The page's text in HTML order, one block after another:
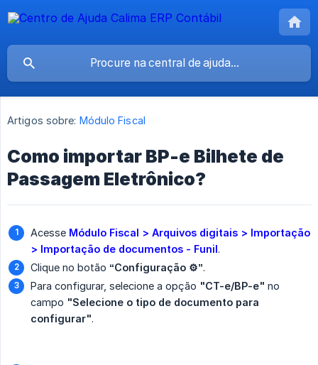
Artigos sobre: Módulo Fiscal
Como importar BP-e Bilhete de
Passagem Eletrônico?
Acesse Módulo Fiscal > Arquivos digitais > Importação
> Importação de documentos - Funil.
Clique no botão “Configuração ⚙️”.
Para configurar, selecione a opção "CT-e/BP-e" no
campo "Selecione o tipo de documento para
configurar".